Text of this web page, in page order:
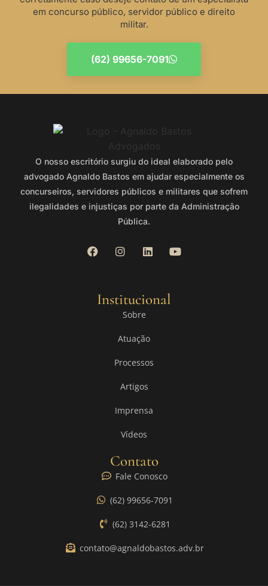
em concurso público, servidor público e direito
militar.
(62) 99656-7091
O nosso escritório surgiu do ideal elaborado pelo
advogado Agnaldo Bastos em ajudar especialmente os
concurseiros, servidores públicos e militares que sofrem
ilegalidades e injustiças por parte da Administração
Pública.
Institucional
Sobre
Atuação
Processos
Artigos
Imprensa
Vídeos
Contato
Fale Conosco
(62) 99656-7091
(62) 3142-6281
contato@agnaldobastos.adv.br